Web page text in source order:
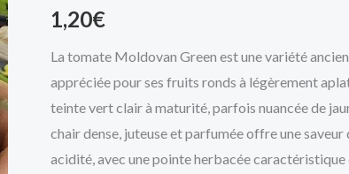
1,20€
La tomate Moldovan Green est une variété
appréciée pour ses fruits ronds à légèrement
teinte vert clair à maturité, parfois nuancée de
chair dense, juteuse et parfumée offre une
acidité, avec une pointe herbacée